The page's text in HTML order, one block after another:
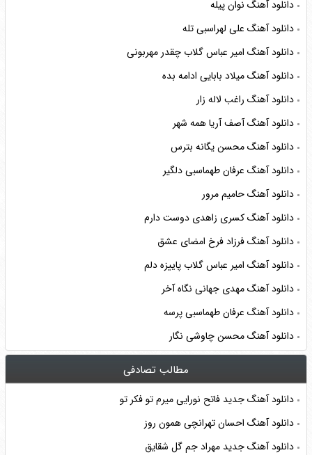
دانلود آهنگ نوان پیله
دانلود آهنگ علی لهراسبی تله
دانلود آهنگ امیر عباس گلاب چقدر مهربونی
دانلود آهنگ میلاد بابایی ادامه بده
دانلود آهنگ راغب لاله زار
دانلود آهنگ آصف آریا همه شهر
دانلود آهنگ محسن یگانه بترس
دانلود آهنگ عرفان طهماسبی دلگیر
دانلود آهنگ حامیم مرور
دانلود آهنگ کسری زاهدی دوست دارم
دانلود آهنگ فرزاد فرخ امضای عشق
دانلود آهنگ امیر عباس گلاب پاییزه دلم
دانلود آهنگ مهدی جهانی نگاه آخر
دانلود آهنگ عرفان طهماسبی پرسه
دانلود آهنگ محسن چاوشی نگار
مطالب تصادفی
دانلود آهنگ جدید فاتح نورایی میرم تو فکر تو
دانلود آهنگ احسان تهرانچی همون روز
دانلود آهنگ جدید مهراد جم گل شقایق